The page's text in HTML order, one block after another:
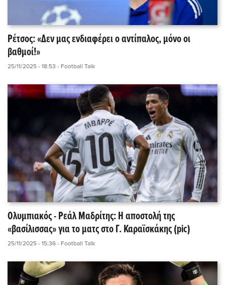
Ρέτσος: «Δεν μας ενδιαφέρει ο αντίπαλος, μόνο οι
βαθμοί!»
25/11/2025 - 18:53 - Football Talk
Ολυμπιακός - Ρεάλ Μαδρίτης: Η αποστολή της
«βασίλισσας» για το ματς στο Γ. Καραϊσκάκης (pic)
25/11/2025 - 15:36 - Football Talk